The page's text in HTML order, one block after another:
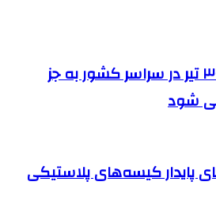
امتحانات نهایی ۳۰ تیر در سراسر کشور به جز
می شود
پایدار کیسه‌های پلاستیکی